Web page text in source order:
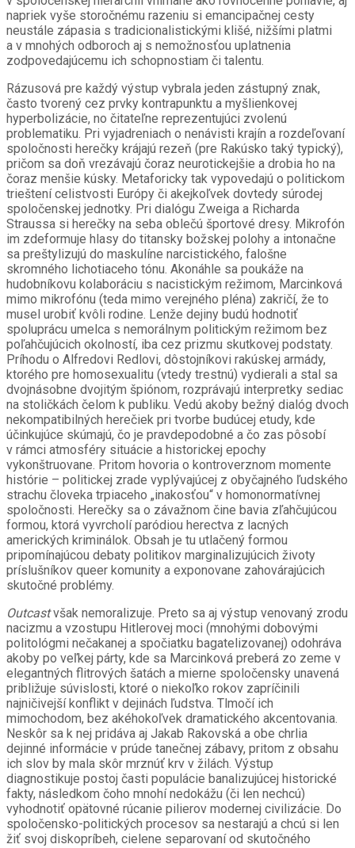
napriek vyše storočnému razeniu si emancipačnej cesty
neustále zápasia s tradicionalistickými klišé, nižšími platmi
a v mnohých odboroch aj s nemožnosťou uplatnenia
zodpovedajúcemu ich schopnostiam či talentu.
Rázusová pre každý výstup vybrala jeden zástupný znak,
často tvorený cez prvky kontrapunktu a myšlienkovej
hyperbolizácie, no čitateľne reprezentujúci zvolenú
problematiku. Pri vyjadreniach o nenávisti krajín a rozdeľovaní
spoločnosti herečky krájajú rezeň (pre Rakúsko taký typický),
pričom sa doň vrezávajú čoraz neurotickejšie a drobia ho na
čoraz menšie kúsky. Metaforicky tak vypovedajú o politickom
trieštení celistvosti Európy či akejkoľvek dovtedy súrodej
spoločenskej jednotky. Pri dialógu Zweiga a Richarda
Straussa si herečky na seba oblečú športové dresy. Mikrofón
im zdeformuje hlasy do titansky božskej polohy a intonačne
sa preštylizujú do maskulíne narcistického, falošne
skromného lichotiaceho tónu. Akonáhle sa poukáže na
hudobníkovu kolaboráciu s nacistickým režimom, Marcinková
mimo mikrofónu (teda mimo verejného pléna) zakričí, že to
musel urobiť kvôli rodine. Lenže dejiny budú hodnotiť
spoluprácu umelca s nemorálnym politickým režimom bez
poľahčujúcich okolností, iba cez prizmu skutkovej podstaty.
Príhodu o Alfredovi Redlovi, dôstojníkovi rakúskej armády,
ktorého pre homosexualitu (vtedy trestnú) vydierali a stal sa
dvojnásobne dvojitým špiónom, rozprávajú interpretky sediac
na stoličkách čelom k publiku. Vedú akoby bežný dialóg dvoch
nekompatibilných herečiek pri tvorbe budúcej etudy, kde
účinkujúce skúmajú, čo je pravdepodobné a čo zas pôsobí
v rámci atmosféry situácie a historickej epochy
vykonštruovane. Pritom hovoria o kontroverznom momente
histórie – politickej zrade vyplývajúcej z obyčajného ľudského
strachu človeka trpiaceho „inakosťou“ v homonormatívnej
spoločnosti. Herečky sa o závažnom čine bavia zľahčujúcou
formou, ktorá vyvrcholí paródiou herectva z lacných
amerických kriminálok. Obsah je tu utlačený formou
pripomínajúcou debaty politikov marginalizujúcich životy
príslušníkov queer komunity a exponovane zahovárajúcich
skutočné problémy.
Outcastvšak nemoralizuje. Preto sa aj výstup venovaný zrodu
nacizmu a vzostupu Hitlerovej moci (mnohými dobovými
politológmi nečakanej a spočiatku bagatelizovanej) odohráva
akoby po veľkej párty, kde sa Marcinková preberá zo zeme v
elegantných flitrových šatách a mierne spoločensky unavená
približuje súvislosti, ktoré o niekoľko rokov zapríčinili
najničivejší konflikt v dejinách ľudstva. Tlmočí ich
mimochodom, bez akéhokoľvek dramatického akcentovania.
Neskôr sa k nej pridáva aj Jakab Rakovská a obe chrlia
dejinné informácie v prúde tanečnej zábavy, pritom z obsahu
ich slov by mala skôr mrznúť krv v žilách. Výstup
diagnostikuje postoj časti populácie banalizujúcej historické
fakty, následkom čoho mnohí nedokážu (či len nechcú)
vyhodnotiť opätovné rúcanie pilierov modernej civilizácie. Do
spoločensko-politických procesov sa nestarajú a chcú si len
žiť svoj diskopríbeh, cielene separovaní od skutočného